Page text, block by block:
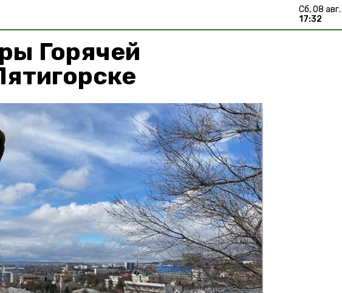
сб, 08 авг.
17:32
Горячей